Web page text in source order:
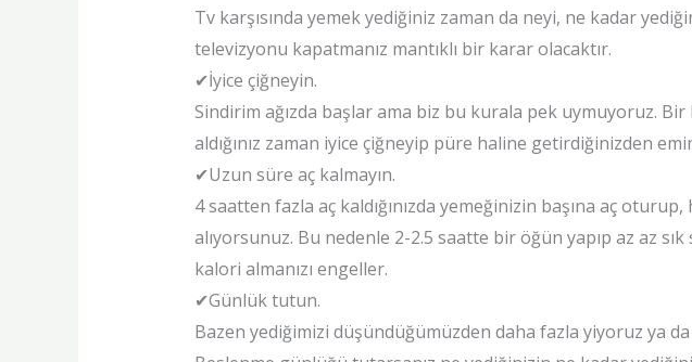
Tv karşısında yemek yediğiniz zaman da neyi, ne kadar
televizyonu kapatmanız mantıklı bir karar olacaktır.
✔İyice çiğneyin.
Sindirim ağızda başlar ama biz bu kurala pek uymuyoruz.
aldığınız zaman iyice çiğneyip püre haline getirdiğinizden
✔Uzun süre aç kalmayın.
4 saatten fazla aç kaldığınızda yemeğinizin başına aç
alıyorsunuz. Bu nedenle 2-2.5 saatte bir öğün yapıp az az
kalori almanızı engeller.
✔Günlük tutun.
Bazen yediğimizi düşündüğümüzden daha fazla yiyoruz ya